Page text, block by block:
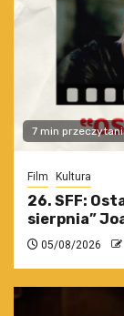
7 min
Film Kultura
26. SFF:
sierpnia”
05/08/2026